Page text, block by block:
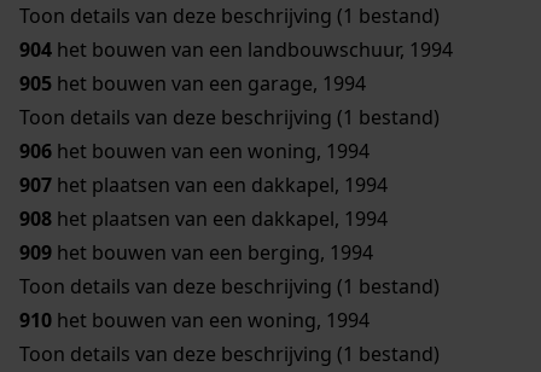
Toon details van deze beschrijving (1 bestand)
904 het bouwen van een landbouwschuur, 1994
905 het bouwen van een garage, 1994
Toon details van deze beschrijving (1 bestand)
906 het bouwen van een woning, 1994
907 het plaatsen van een dakkapel, 1994
908 het plaatsen van een dakkapel, 1994
909 het bouwen van een berging, 1994
Toon details van deze beschrijving (1 bestand)
910 het bouwen van een woning, 1994
Toon details van deze beschrijving (1 bestand)